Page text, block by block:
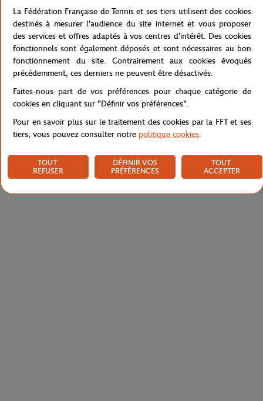
Livraison et retours
La Fédération Française de Tennis et ses tiers utilisent des cookies
destinés à mesurer l'audience du site internet et vous proposer
des services et offres adaptés à vos centres d'intérêt. Des cookies
fonctionnels sont également déposés et sont nécessaires au bon
fonctionnement du site. Contrairement aux cookies évoqués
précédemment, ces derniers ne peuvent être désactivés.
Faites-nous part de vos préférences pour chaque catégorie de
cookies en cliquant sur "Définir vos préférences".
Pour en savoir plus sur le traitement des cookies par la FFT et ses
tiers, vous pouvez consulter notre politique cookies.
TOUT
REFUSER
DÉFINIR VOS
PRÉFÉRENCES
TOUT
ACCEPTER